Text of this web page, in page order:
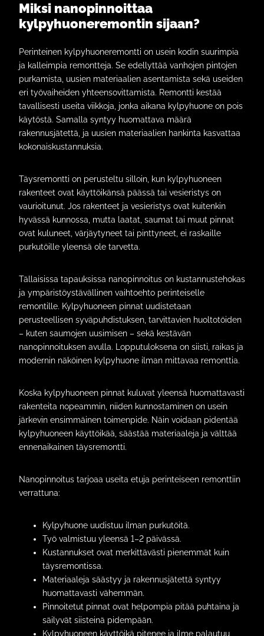
Miksi nanopinnoittaa
kylpyhuoneremontin sijaan?
Perinteinen kylpyhuoneremontti on usein kodin suurimpia
ja kalleimpia remontteja. Se edellyttää vanhojen pintojen
purkamista, uusien materiaalien asentamista sekä useiden
eri työvaiheiden yhteensovittamista. Remontti kestää
tavallisesti useita viikkoja, jonka aikana kylpyhuone on pois
käytöstä. Samalla syntyy huomattava määrä
rakennusjätettä, ja uusien materiaalien hankinta kasvattaa
kokonaiskustannuksia.
Täysremontti on perusteltu silloin, kun kylpyhuoneen
rakenteet ovat käyttöikänsä päässä tai vesieristys on
vaurioitunut. Jos rakenteet ja vesieristys ovat kuitenkin
hyvässä kunnossa, mutta laatat, saumat tai muut pinnat
ovat kuluneet, värjäytyneet tai pinttyneet, ei raskaille
purkutöille yleensä ole tarvetta.
Tällaisissa tapauksissa nanopinnoitus on kustannustehokas
ja ympäristöystävällinen vaihtoehto perinteiselle
remontille. Kylpyhuoneen pinnat uudistetaan
perusteellisen syväpuhdistuksen, tarvittavien huoltotöiden
– kuten saumojen uusimisen – sekä kestävän
nanopinnoituksen avulla. Lopputuloksena on siisti, raikas ja
modernin näköinen kylpyhuone ilman mittavaa remonttia.
Koska kylpyhuoneen pinnat kuluvat yleensä huomattavasti
rakenteita nopeammin, niiden kunnostaminen on usein
järkevin ensimmäinen toimenpide. Näin voidaan pidentää
kylpyhuoneen käyttöikää, säästää materiaaleja ja välttää
ennenaikainen täysremontti.
Nanopinnoitus tarjoaa useita etuja perinteiseen remonttiin
verrattuna:
Kylpyhuone uudistuu ilman purkutöitä.
Työ valmistuu yleensä 1–2 päivässä.
Kustannukset ovat merkittävästi pienemmät kuin
täysremontissa.
Materiaaleja säästyy ja rakennusjätettä syntyy
huomattavasti vähemmän.
Pinnoitetut pinnat ovat helpompia pitää puhtaina ja
säilyvät siisteinä pidempään.
Kylpyhuoneen käyttöikä pitenee ja ilme palautuu